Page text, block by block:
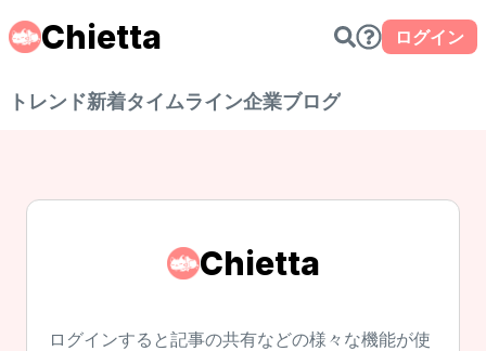
Chietta ログイン
トレンド新着タイムライン企業ブログ
Chietta
ログインすると記事の共有などの様々な機能が使